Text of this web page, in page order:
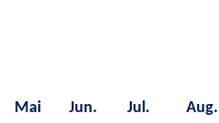
Mai Jun. Jul. Aug.